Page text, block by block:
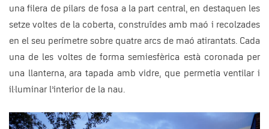
una filera de pilars de fosa a la part central, en destaquen les
setze voltes de la coberta, construïdes amb maó i recolzades
en el seu perímetre sobre quatre arcs de maó atirantats. Cada
una de les voltes de forma semiesfèrica està coronada per
una llanterna, ara tapada amb vidre, que permetia ventilar i
il·luminar l’interior de la nau.